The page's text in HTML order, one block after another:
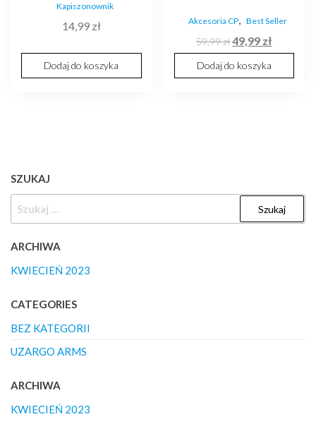
Kapiszonownik
14,99 zł
Dodaj do koszyka
Akcesoria CP, Best Seller
59,99złPierwotna
cena
wynosiła:
49,99 złAktualna
cena
wynosi:
Dodaj do koszyka
SZUKAJ
ARCHIWA
KWIECIEŃ 2023
CATEGORIES
BEZ KATEGORII
UZARGO ARMS
ARCHIWA
KWIECIEŃ 2023